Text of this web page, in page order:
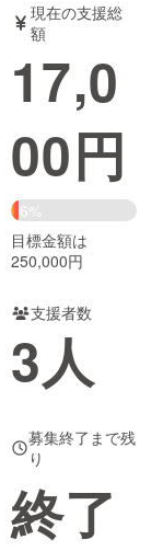
ゲーム・サ
チャレンジ
Creation
コミュニティ
現在の支援総
額
17,0
00円
6%
目標金額は
250,000円
支援者数
3人
募集終了まで残
り
終了